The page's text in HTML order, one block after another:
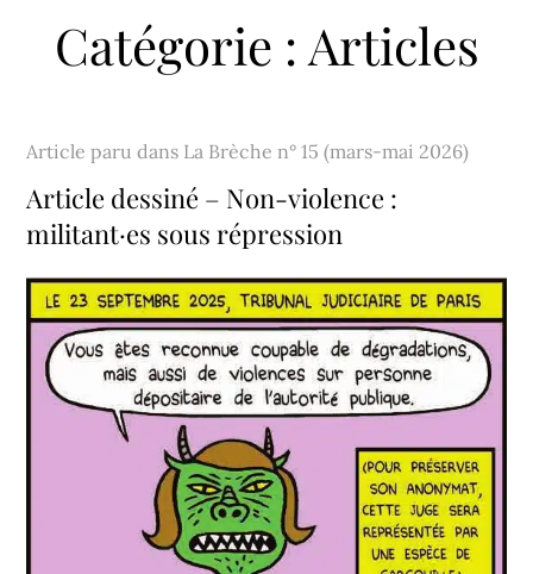
Catégorie :Articles
Article paru dans La Brèche n° 15 (mars-mai 2026)
Article dessiné – Non-violence :
militant·es sous répression